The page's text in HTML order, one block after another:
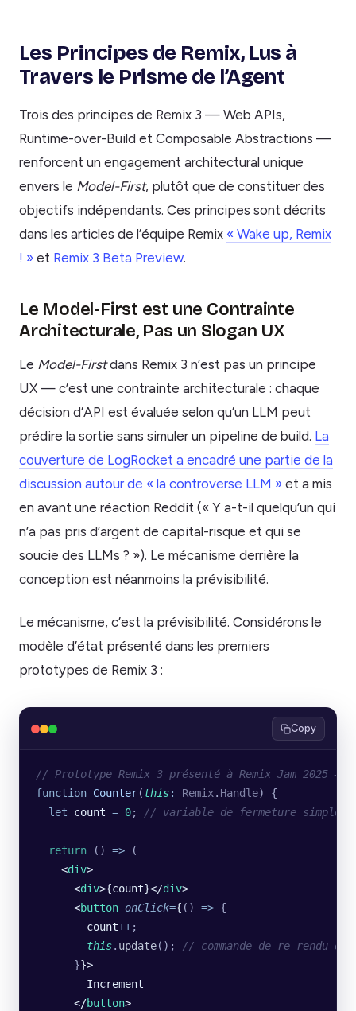
Les Principes de Remix, Lus à
Travers le Prisme de l’Agent
Trois des principes de Remix 3 — Web APIs,
Runtime-over-Build et Composable Abstractions —
renforcent un engagement architectural unique
envers le Model-First, plutôt que de constituer des
objectifs indépendants. Ces principes sont décrits
dans les articles de l’équipe Remix « Wake up, Remix
! » et Remix 3 Beta Preview.
Le Model-First est une Contrainte
Architecturale, Pas un Slogan UX
Le Model-Firstdans Remix 3 n’est pas un principe
UX — c’est une contrainte architecturale : chaque
décision d’API est évaluée selon qu’un LLM peut
prédire la sortie sans simuler un pipeline de build. La
couverture de LogRocket a encadré une partie de la
discussion autour de « la controverse LLM » et a mis
en avant une réaction Reddit (« Y a-t-il quelqu’un qui
n’a pas pris d’argent de capital-risque et qui se
soucie des LLMs ? »). Le mécanisme derrière la
conception est néanmoins la prévisibilité.
Le mécanisme, c’est la prévisibilité. Considérons le
modèle d’état présenté dans les premiers
prototypes de Remix 3 :
Copy
// Prototype Remix 3 présenté à Remix Jam
function Counter(this: Remix. Handle) {
  let
count = 0; // variable de fermeture simple
  return
() => (
    <
div>
      <
div>{count}</div>
      <
button onClick={ () => {
        count
++;
        this
. update();
// commande de re-rendu
      }
}>
        Increment
      </
button>